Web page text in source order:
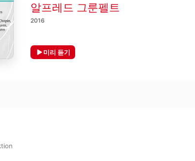
알프레드 그룬펠트
2016
미리 듣기